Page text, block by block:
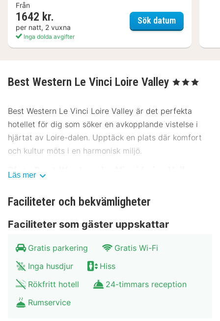
Från
1642 kr.
per natt, 2 vuxna
Inga dolda avgifter
Sök datumNovotel
Best Western Le Vinci Loire Valley , 3 Stjärnor
Best Western Le Vinci Loire Valley är det perfekta
hotellet för dig som söker en avkopplande vistelse i
hjärtat av Loire-dalen. Upptäck en plats där komfort
och kultur möts i en harmonisk miljö.
Plats Best Western Le Vinci Loire Valley
centrum, vilket gör det enkelt för gäster att utforska
stenkast från Loire-dalens vackra vingårdar. Med
närhet till kollektivtrafik, såsom buss och tåg, är det
lätt att ta sig runt. För dem som reser med bil finns
parkeringsmöjligheter tillgängliga.
Château de Chenonceau: 200 meter
Château d'Amboise: 500 meter
Läs mer
Faciliteter och bekvämligheter
Faciliteter som gäster uppskattar
Gratis parkering
Gratis Wi-Fi
Inga husdjur
Hiss
Rökfritt hotell
24-timmars reception
Rumservice